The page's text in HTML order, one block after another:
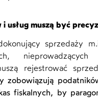
usług muszą być
sprzedaży
nieprowadzących
rejestrować
zobowiązują
fiskalnych, by